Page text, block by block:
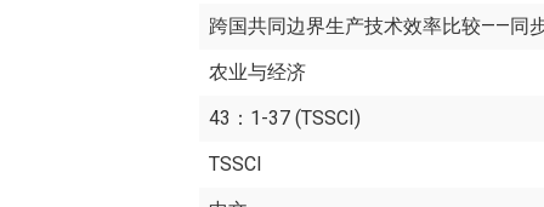
跨国共同边界生产技术效率比较——同
农业与经济
43：1-37 (TSSCI)
TSSCI